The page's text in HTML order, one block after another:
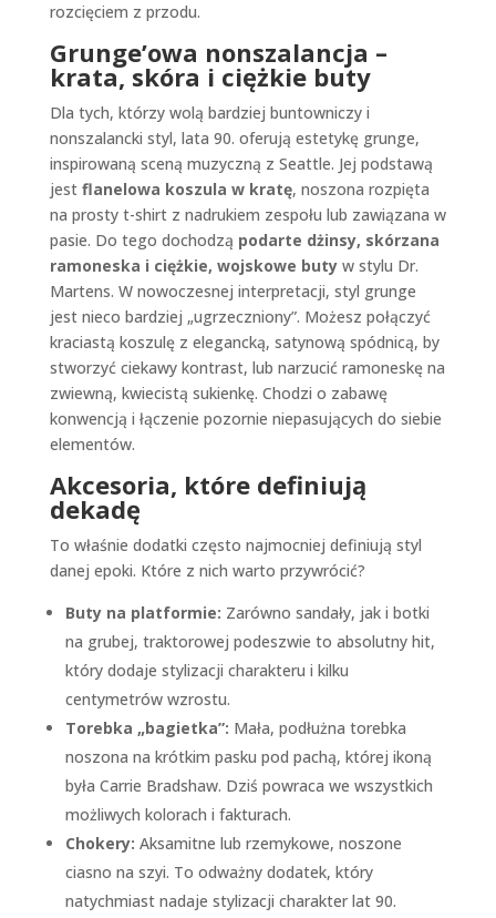
rozcięciem z przodu.
Grunge’owa nonszalancja –
krata, skóra i ciężkie buty
Dla tych, którzy wolą bardziej buntowniczy i
nonszalancki styl, lata 90. oferują estetykę grunge,
inspirowaną sceną muzyczną z Seattle. Jej podstawą
jest flanelowa koszula w kratę, noszona rozpięta
na prosty t-shirt z nadrukiem zespołu lub zawiązana w
pasie. Do tego dochodzą podarte dżinsy, skórzana
ramoneska i ciężkie, wojskowe butyw stylu Dr.
Martens. W nowoczesnej interpretacji, styl grunge
jest nieco bardziej „ugrzeczniony”. Możesz połączyć
kraciastą koszulę z elegancką, satynową spódnicą, by
stworzyć ciekawy kontrast, lub narzucić ramoneskę na
zwiewną, kwiecistą sukienkę. Chodzi o zabawę
konwencją i łączenie pozornie niepasujących do siebie
elementów.
Akcesoria, które definiują
dekadę
To właśnie dodatki często najmocniej definiują styl
danej epoki. Które z nich warto przywrócić?
Buty na platformie: Zarówno sandały, jak i botki
na grubej, traktorowej podeszwie to absolutny hit,
który dodaje stylizacji charakteru i kilku
centymetrów wzrostu.
Torebka „bagietka”: Mała, podłużna torebka
noszona na krótkim pasku pod pachą, której ikoną
była Carrie Bradshaw. Dziś powraca we wszystkich
możliwych kolorach i fakturach.
Chokery: Aksamitne lub rzemykowe, noszone
ciasno na szyi. To odważny dodatek, który
natychmiast nadaje stylizacji charakter lat 90.